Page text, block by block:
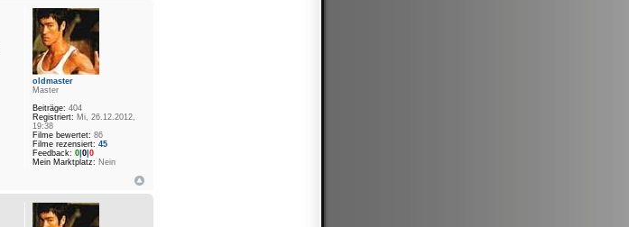
oldmaster
Master
Beiträge: 404
Registriert: Mi, 26.12.2012,
19:38
Filme bewertet: 86
Filme rezensiert: 45
Feedback: 0 0 0
Mein Marktplatz: Nein